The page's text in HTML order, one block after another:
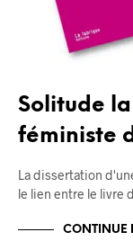
Solitude
féministe
La dissertation
le lien entre le livre
CONTINUE